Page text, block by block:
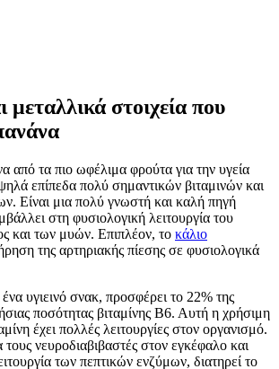
μεταλλικά στοιχεία που
από τα πιο ωφέλιμα φρούτα για την υγεία
επίπεδα πολύ σημαντικών βιταμινών και
Είναι μια πολύ γνωστή και καλή πηγή
στη φυσιολογική λειτουργία του
και των μυών. Επιπλέον, το κάλιο
της αρτηριακής πίεσης σε φυσιολογικά
υγιεινό σνακ, προσφέρει το 22% της
ποσότητας βιταμίνης Β6. Αυτή η χρήσιμη
έχει πολλές λειτουργίες στον οργανισμό.
τους νευροδιαβιβαστές στον εγκέφαλο και
των πεπτικών ενζύμων, διατηρεί το